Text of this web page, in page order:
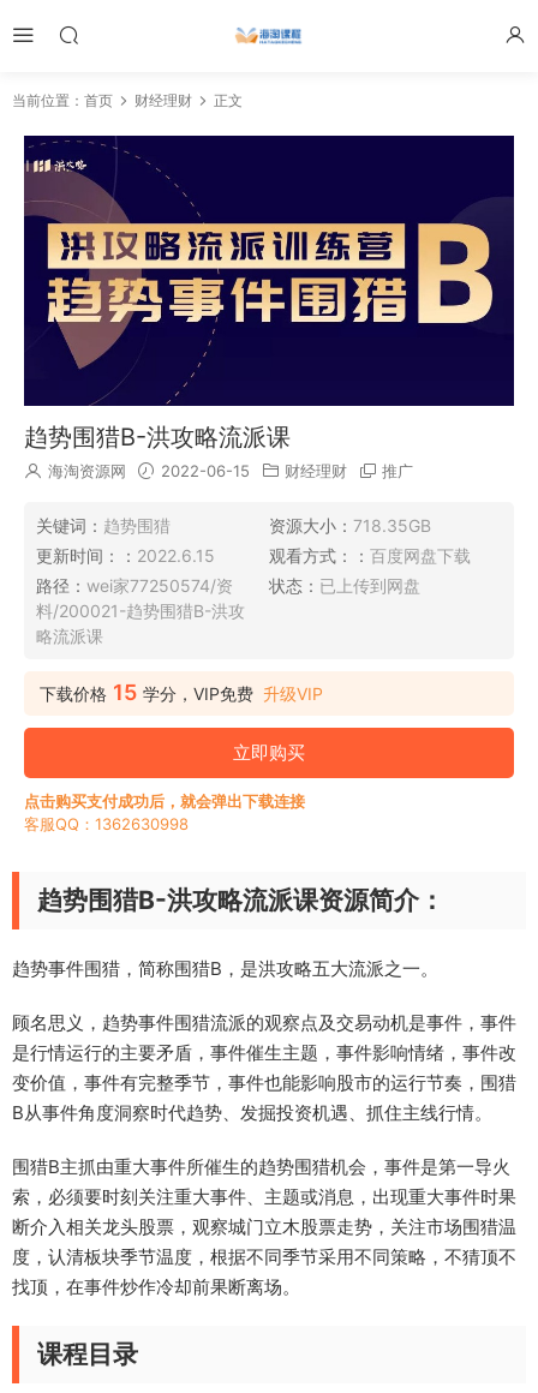
当前位置： 首页 财经理财 正文
趋势围猎B-洪攻略流派课
海淘资源网 2022-06-15 财经理财 推广
关键词： 趋势围猎 资源大小： 718.35GB
更新时间：： 2022.6.15 观看方式：： 百度网盘下载
路径： wei家77250574/资
料/200021-趋势围猎B-洪攻
略流派课
状态： 已上传到网盘
下载价格 15 学分，VIP免费 升级VIP
立即购买
点击购买支付成功后，就会弹出下载连接
客服QQ：1362630998
趋势围猎B-洪攻略流派课资源简介：
趋势事件围猎，简称围猎B，是洪攻略五大流派之一。
顾名思义，趋势事件围猎流派的观察点及交易动机是事件，事件
是行情运行的主要矛盾，事件催生主题，事件影响情绪，事件改
变价值，事件有完整季节，事件也能影响股市的运行节奏，围猎
B从事件角度洞察时代趋势、发掘投资机遇、抓住主线行情。
围猎B主抓由重大事件所催生的趋势围猎机会，事件是第一导火
索，必须要时刻关注重大事件、主题或消息，出现重大事件时果
断介入相关龙头股票，观察城门立木股票走势，关注市场围猎温
度，认清板块季节温度，根据不同季节采用不同策略，不猜顶不
找顶，在事件炒作冷却前果断离场。
课程目录